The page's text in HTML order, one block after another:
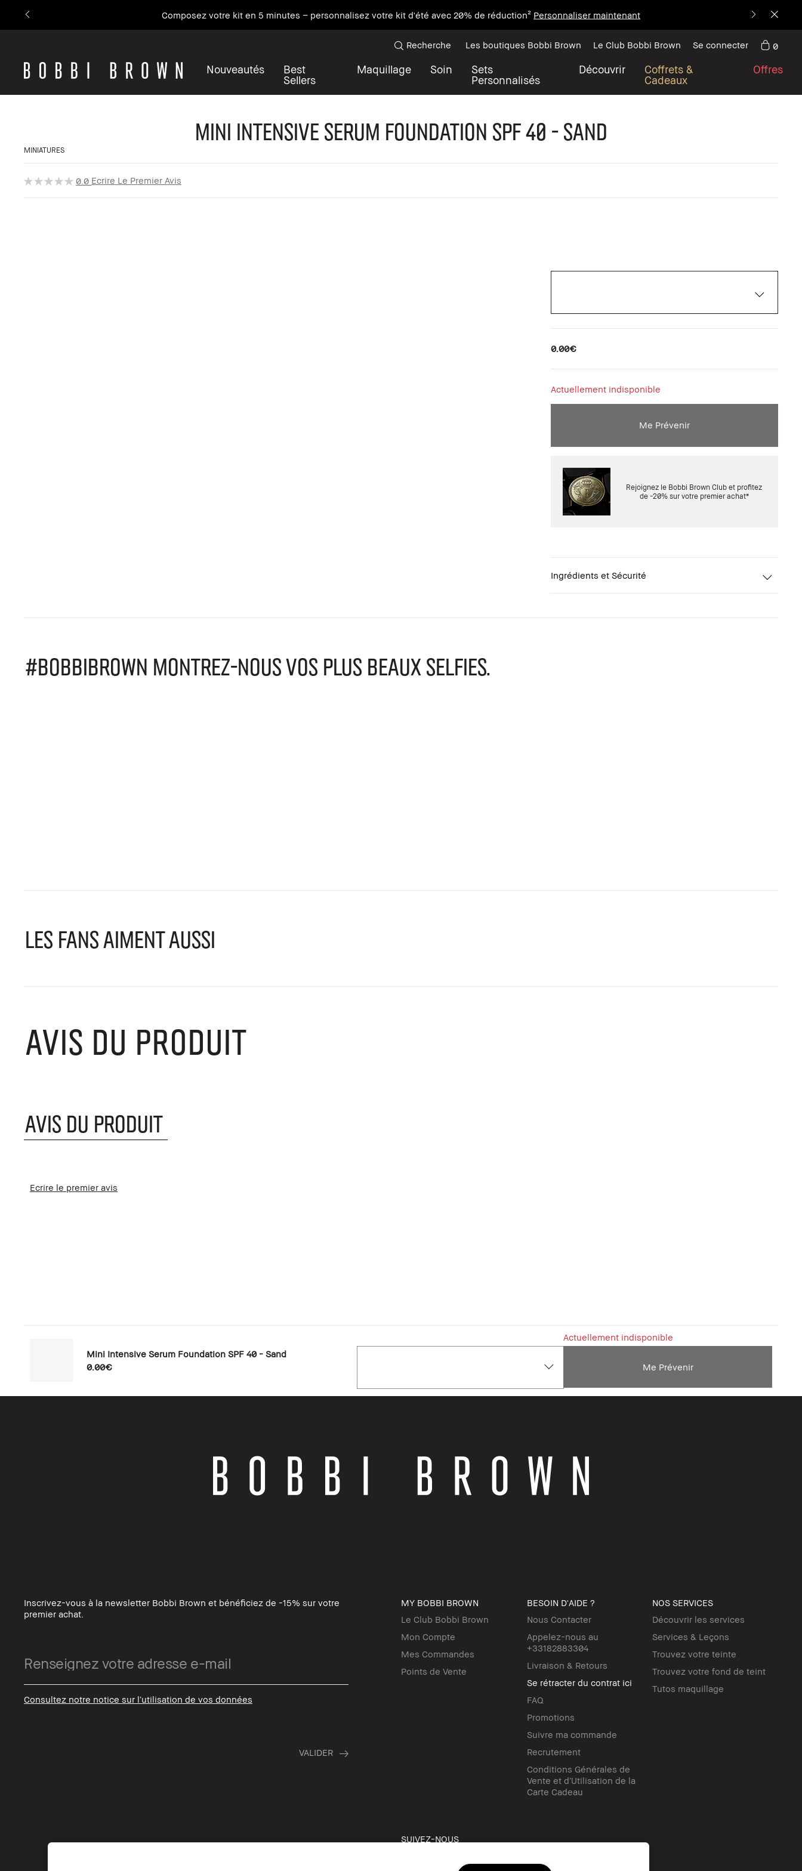
Composez votre kit en 5 minutes – personnalisez votre kit d'été avec 20% de réduction² Personnaliser maintenant
Nouveautés
Best
Sellers
Maquillage Soin
Sets
Personnalisés
Découvrir
Coffrets &
Cadeaux
Offres
Recherche Les boutiques Bobbi Brown Le Club Bobbi Brown Se connecter 0
Mini Intensive Serum Foundation SPF 40 - Sand
MINIATURES
0.0 Ecrire Le Premier Avis
0.00€
Actuellement indisponible
Me Prévenir
Rejoignez le Bobbi Brown Club et profitez
de -20% sur votre premier achat*
Ingrédients et Sécurité
#BOBBIBROWN MONTREZ-NOUS VOS PLUS BEAUX SELFIES.
LES FANS AIMENT AUSSI
AVIS DU PRODUIT
AVIS DU PRODUIT
Ecrire le premier avis
Mini Intensive Serum Foundation SPF 40 - Sand
0.00€
Actuellement indisponible
Me Prévenir
Inscrivez-vous à la newsletter Bobbi Brown et bénéficiez de -15% sur votre
premier achat.
Consultez notre notice sur l’utilisation de vos données
MY BOBBI BROWN
Le Club Bobbi Brown
Mon Compte
Mes Commandes
Points de Vente
BESOIN D'AIDE ?
Nous Contacter
Appelez-nous au
+33182883304
Livraison & Retours
Se rétracter du contrat ici
FAQ
Promotions
Suivre ma commande
Recrutement
Conditions Générales de
Vente et d’Utilisation de la
Carte Cadeau
NOS SERVICES
Découvrir les services
Services & Leçons
Trouvez votre teinte
Trouvez votre fond de teint
Tutos maquillage
SUIVEZ-NOUS